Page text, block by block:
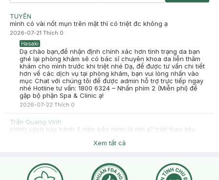
TUYỀN
mình có vài nốt mụn trên mặt thì có triệt đc không ạ
2026-07-21 Thích 0
Hasaki
Dạ chào bạn,để nhận định chính xác hơn tình trạng da bạn
ghé lại phòng khám sẽ có bác sĩ chuyên khoa da liễn thăm
khám cho mình trước khi triệt nhé Dạ, để được tư vấn chi tiết
hơn về các dịch vụ tại phòng khám, bạn vui lòng nhấn vào
mục Chat với chúng tôi để được admin hỗ trợ trực tiếp ngay
nhé Hotline tư vấn: 1800 6324 – Nhấn phím 2 (Miễn phí) để
gặp bộ phận Spa & Clinic ạ!
2026-07-22 Thích 0
Trần Quang Vinh
chính sách bảo hành 5 năm bên mình là ntn ạ? triệt theo liệu
Dạ, gói bảo hành 5 năm nghĩa là sau khi anh/chị hoàn tất đủ
8 buổi liệu trình triệt nách, nếu lông vẫn mọc trở lại thì bên
Xem tất cả